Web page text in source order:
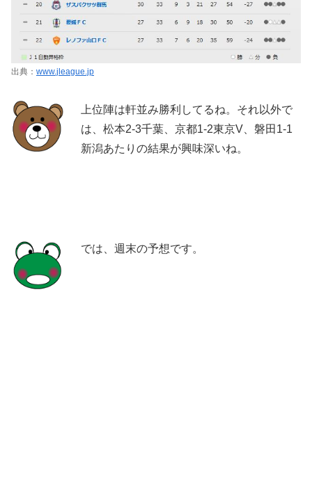
出典： www.jleague.jp
上位陣は軒並み勝利してるね。それ以外で
は、松本2-3千葉、京都1-2東京V、磐田1-1
新潟あたりの結果が興味深いね。
では、週末の予想です。